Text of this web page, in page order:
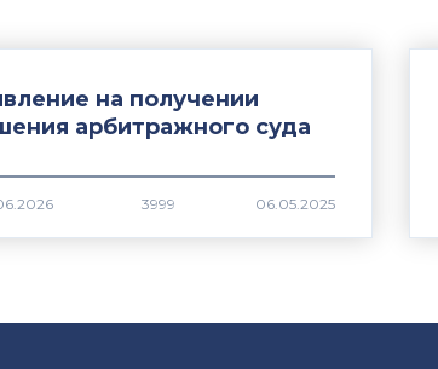
на получении
арбитражного суда
3999